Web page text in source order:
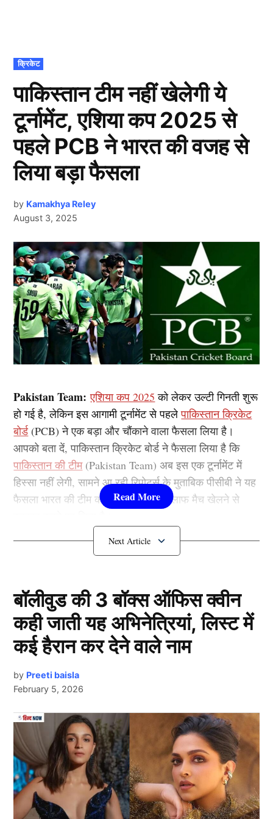
POSTED
IN
क्रिकेट
पाकिस्तान टीम नहीं खेलेगी ये
टूर्नामेंट, एशिया कप 2025 से
पहले PCB ने भारत की वजह से
लिया बड़ा फैसला
by Kamakhya Reley
August 3, 2025
Pakistan Team:एशिया कप 2025 को लेकर उल्टी गिनती शुरू
हो गई है, लेकिन इस आगामी टूर्नामेंट से पहलेपाकिस्तान क्रिकेट
बोर्ड(PCB) ने एक बड़ा और चौंकाने वाला फैसला लिया है।
आपको बता दें, पाकिस्तान क्रिकेट बोर्ड ने फैसला लिया है कि
पाकिस्तान की टीम(Pakistan Team) अब इस एक टूर्नामेंट में
हिस्सा नहीं लेगी, सामने आ रही रिपोर्ट्स के मुताबिक पीसीबी ने यह
फैसला भारत की टीम का पाकिस्तान के खिलाफ मैच खेलने से
पाकिस्तान टीम नहीं खेलेगी यह टूर्नामेंट
Pakistan Team
एशिया कप 2025 से पहले पाकिस्तान क्रिकेट बोर्ड ने एक बड़ा
और चौंकाने वाला फैसला लिया है। यह फैसला भारत-पाक संबंधों
के क्रिकेट मैदान में असर को दर्शाता है। पीसीबी ने अब वर्ल्ड
चैंपियनशिप ऑफ लीजेंड्स नाम के टूर्नामेंट में अपनी टीम
(Pakistan Team) को भविष्य में हिस्सा लेने से पूरी तरह रोक दिया
Next Article
बॉलीवुड की 3 बॉक्स ऑफिस क्वीन
कही जाती यह अभिनेत्रियां, लिस्ट में
कई हैरान कर देने वाले नाम
by Preeti baisla
February 5, 2026